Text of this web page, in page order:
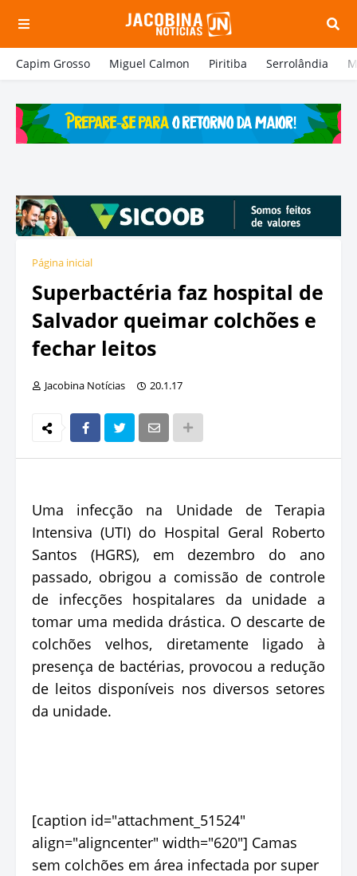
Capim Grosso Miguel Calmon Piritiba Serrolândia
Página inicial
Superbactéria faz hospital de
Salvador queimar colchões e
fechar leitos
Jacobina Notícias 20.1.17
Uma infecção na Unidade de Terapia
Intensiva (UTI) do Hospital Geral Roberto
Santos (HGRS), em dezembro do ano
passado, obrigou a comissão de controle
de infecções hospitalares da unidade a
tomar uma medida drástica. O descarte de
colchões velhos, diretamente ligado à
presença de bactérias, provocou a redução
de leitos disponíveis nos diversos setores
da unidade.
[caption id="attachment_51524"
align="aligncenter" width="620"] Camas
sem colchões em área infectada por super